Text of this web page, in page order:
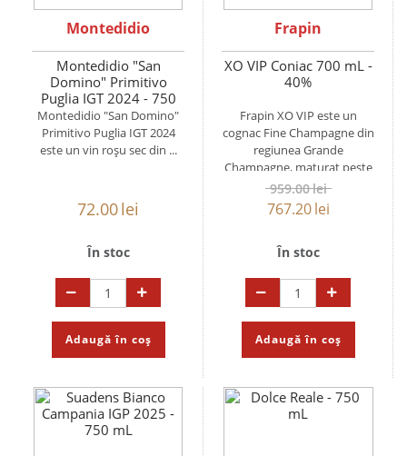
Montedidio
Montedidio "San
Domino" Primitivo
Puglia IGT 2024 - 750
mL
Montedidio "San Domino"
Primitivo Puglia IGT 2024
este un vin roșu sec din ...
72.00lei
În stoc
Adaugă în coș
Frapin
XO VIP Coniac 700 mL -
40%
Frapin XO VIP este un
cognac Fine Champagne din
regiunea Grande
Champagne, maturat peste
...
959.00lei
767.20 lei
În stoc
Adaugă în coș